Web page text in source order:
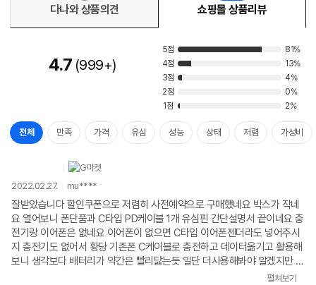
다나와 상품의견 쇼핑몰 상품리뷰
4.7 999+
5점
81%
4점
13%
3점
4%
2점
0%
1점
2%
전체 만족 가격 유심 성능 상태 저렴 가성비
2022.02.27. mu****
잘받았습니다 할인쿠폰으로 저렴히 사전예약으로 구매했네요 박스가 작네
요 열어보니 폰단품과 C타입 PD케이블 1개 유심핀 간단설명서 끝이네요 충
전기랑 이어폰은 없네요 이어폰이 없으면 C타입 이어폰젠더라도 넣어주시
지 충전기도 없어서 황당 기존폰 C케이블로 충전하고 데이터옮기고 활용해
보니 생각보다 배터리가 약간은 빨리닳는듯 일단 더사용해봐야 알겠지만 구
성품에 황당함을 느낌 그리고 자급제폰으로 구매함에도 불구하고 유플러스
펼쳐보기